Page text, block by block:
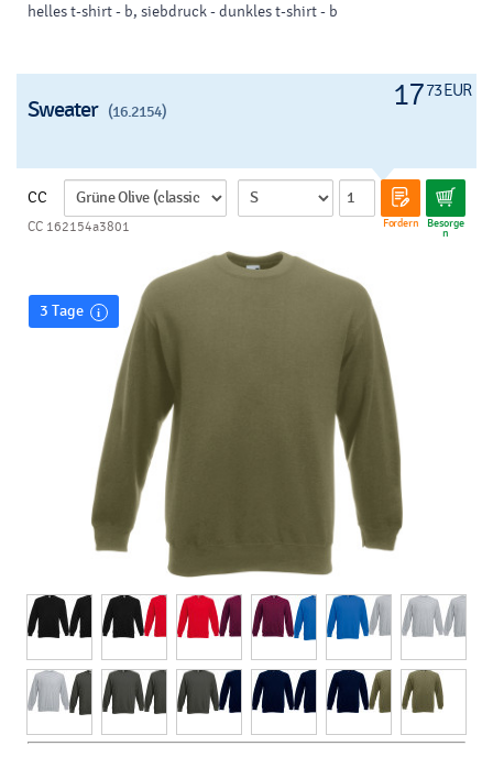
helles t-shirt - b, siebdruck - dunkles t-shirt - b
1773 EUR
Sweater (16.2154)
CC
Fordern Besorge
n
CC 162154a3801
3 Tage